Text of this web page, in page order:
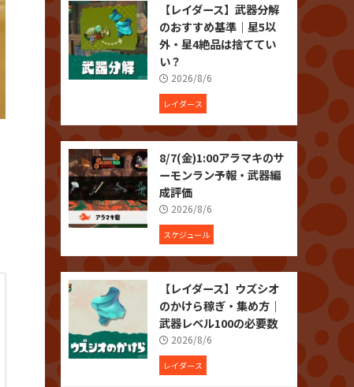
【レイダース】武器分解
のおすすめ基準｜星5以
外・星4絶品は捨ててい
い？
2026/8/6
レイダース
8/7(金)1:00アラマキのサ
ーモンラン予報・武器編
成評価
2026/8/6
スケジュール
【レイダース】ウズシオ
のかけら稼ぎ・集め方｜
武器レベル100の必要数
2026/8/6
レイダース